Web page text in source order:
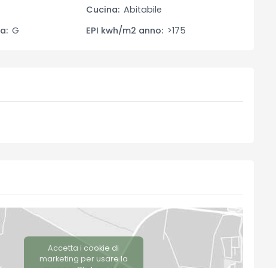
migliorando notevolmente l’efficienza energetica e
Cucina: Abitabile
G EPI kwh/m2 anno: >175
Accetta i cookie di
marketing per usare la